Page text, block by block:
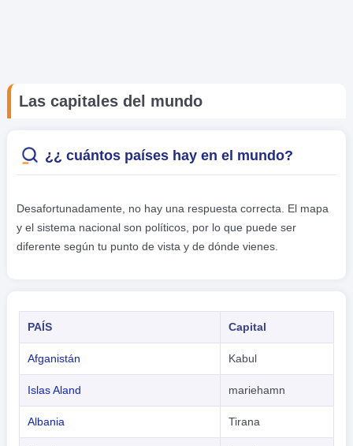
Las capitales del mundo
¿¿ cuántos países hay en el mundo?
Desafortunadamente, no hay una respuesta correcta. El mapa
y el sistema nacional son políticos, por lo que puede ser
diferente según tu punto de vista y de dónde vienes.
PAÍS Capital
Afganistán Kabul
Islas Aland mariehamn
Albania Tirana